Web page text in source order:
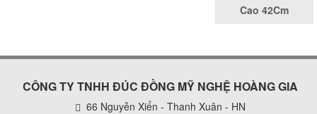
Cao 42Cm
CÔNG TY TNHH ĐÚC ĐỒNG MỸ NGHỆ HOÀNG GIA
66 Nguyễn Xiển - Thanh Xuân - HN